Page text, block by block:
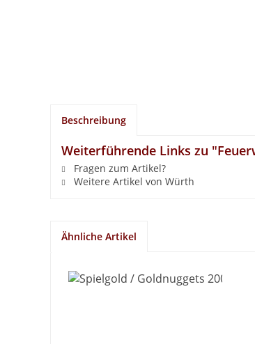
Beschreibung
Weiterführende Links zu
Fragen zum Artikel?
Weitere Artikel von Würth
Ähnliche Artikel